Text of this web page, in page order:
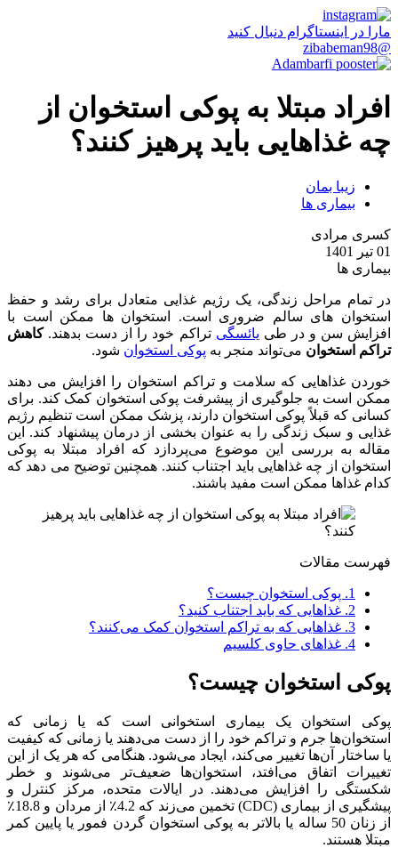
مارا در اینستاگرام دنبال کنید
@zibabeman98
افراد مبتلا به پوکی استخوان از
چه غذاهایی باید پرهیز کنند؟
زیبا بمان
بیماری ها
کسری مرادی
01 تیر 1401
بیماری ها
در تمام مراحل زندگی، یک رژیم غذایی متعادل برای رشد و حفظ
استخوان های سالم ضروری است. استخوان ها ممکن است با
افزایش سن و در طی یائسگی تراکم خود را از دست بدهند.کاهش
تراکم استخوان می‌تواند منجر به پوکی استخوان شود.
خوردن غذاهایی که سلامت و تراکم استخوان را افزایش می دهند
ممکن است به جلوگیری از پیشرفت پوکی استخوان کمک کند. برای
کسانی که قبلاً پوکی استخوان دارند، پزشک ممکن است تنظیم رژیم
غذایی و سبک زندگی را به عنوان بخشی از درمان پیشنهاد کند. این
مقاله به بررسی این موضوع می‌پردازد که افراد مبتلا به پوکی
استخوان از چه غذاهایی باید اجتناب کنند. همچنین توضیح می دهد که
کدام غذاها ممکن است مفید باشند.
فهرست مقالات
1. پوکی استخوان چیست؟
2. غذاهایی که باید اجتناب کنید؟
3. غذاهایی که به تراکم استخوان کمک می‌کنند؟
4. غذاهای حاوی کلسیم
پوکی استخوان چیست؟
پوکی استخوان یک بیماری استخوانی است که یا زمانی که
استخوان‌ها جرم و تراکم خود را از دست می‌دهند یا زمانی که کیفیت
یا ساختار آن‌ها تغییر می‌کند، ایجاد می‌شود. هنگامی که هر یک از این
تغییرات اتفاق می‌افتد، استخوان‌ها ضعیف‌تر می‌شوند و خطر
شکستگی را افزایش می‌دهند. در ایالات متحده، مرکز کنترل و
پیشگیری از بیماری (CDC) تخمین می‌زند که 4.2٪ از مردان و 18.8٪
از زنان 50 ساله یا بالاتر به پوکی استخوان گردن فمور یا پایین کمر
مبتلا هستند.